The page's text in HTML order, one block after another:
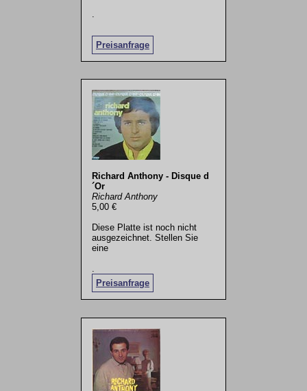
Preisanfrage
.
Richard Anthony - Disque d
´Or
Richard Anthony
5,00 €
Diese Platte ist noch nicht
ausgezeichnet. Stellen Sie
eine
Preisanfrage